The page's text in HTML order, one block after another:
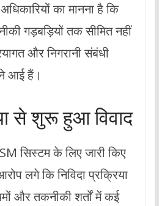
का मानना है कि
गड़बड़ियों तक सीमित नहीं
और निगरानी संबंधी
आई हैं।
से शुरू हुआ विवाद
सिस्टम के लिए जारी किए
लगे कि निविदा प्रक्रिया
और तकनीकी शर्तों में कई